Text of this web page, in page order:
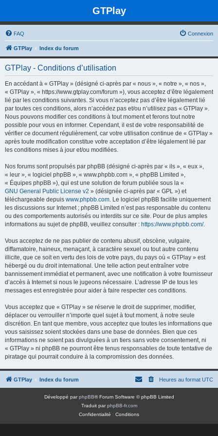
GTPlay
FAQ Connexion
GTPlay Index du forum
GTPlay - Conditions d’utilisation
En accédant à « GTPlay » (désigné ci-après par « nous », « notre », « nos »,
« GTPlay », « https://www.gtplay.com/forum »), vous acceptez d’être légalement
lié par les conditions suivantes. Si vous n’acceptez pas d’être légalement lié
par toutes ces conditions, alors n’accédez pas et/ou n’utilisez pas « GTPlay ».
Nous pouvons modifier ces conditions à tout moment et ferons tout notre
possible pour vous en informer. Cependant, il est de votre responsabilité de
vérifier ce document régulièrement, car votre utilisation continue de « GTPlay »
après toute modification constitue votre acceptation d’être légalement lié par
les conditions mises à jour et/ou modifiées.
Nos forums sont propulsés par phpBB (désigné ci-après par « ils », « eux »,
« leur », « logiciel phpBB », « www.phpbb.com », « phpBB Limited »,
« Équipes phpBB »), qui est une solution de forum publiée sous la «
GNU General Public License v2 » (désignée ci-après par « GPL ») et
téléchargeable depuis www.phpbb.com. Le logiciel phpBB facilite uniquement
les discussions sur Internet ; phpBB Limited n’est pas responsable du contenu
ou des comportements autorisés ou interdits sur ce site. Pour de plus amples
informations au sujet de phpBB, veuillez consulter : https://www.phpbb.com/.
Vous acceptez de ne pas publier de contenu abusif, obscène, vulgaire,
diffamatoire, haineux, menaçant, à caractère sexuel ou tout autre contenu
illicite, que ce soit en vertu des lois de votre pays, du pays où « GTPlay » est
hébergé ou du droit international. Une telle action peut entraîner votre
bannissement immédiat et permanent, avec une notification à votre fournisseur
d’accès à Internet si nous le jugeons nécessaire. L’adresse IP de tous les
messages est enregistrée pour aider à faire respecter ces conditions.
Vous acceptez que « GTPlay » se réserve le droit de supprimer, modifier,
déplacer ou verrouiller n’importe quel sujet à tout moment, à notre seule
discrétion. En tant que membre, vous acceptez que toutes les informations que
vous saisissez soient stockées dans une base de données. Bien que ces
informations ne soient pas divulguées à un tiers sans votre consentement, ni
« GTPlay » ni phpBB ne pourront être tenus responsables de toute tentative de
piratage qui pourrait conduire à la compromission des données.
GTPlay Index du forum Heures au format UTC
Développé parphpBB® Forum Software © phpBB Limited
Traduit parphpBB-fr.com
Confidentialité
Conditions